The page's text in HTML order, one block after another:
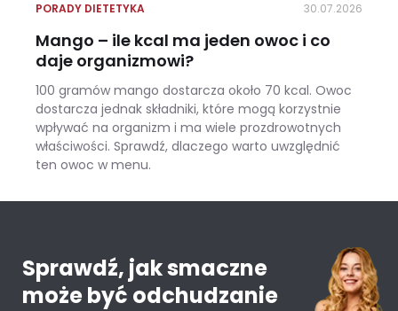
PORADY DIETETYKA 30.07.2026
Mango – ile kcal ma jeden owoc i co
daje organizmowi?
100 gramów mango dostarcza około 70 kcal. Owoc
dostarcza jednak składniki, które mogą korzystnie
wpływać na organizm i ma wiele prozdrowotnych
właściwości. Sprawdź, dlaczego warto uwzględnić
ten owoc w menu.
Sprawdź, jak smaczne
może być odchudzanie